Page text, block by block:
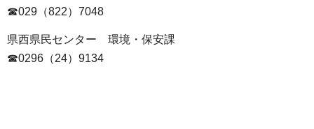
☎029（822）7048
県西県民センター 環境・保安課
☎0296（24）9134